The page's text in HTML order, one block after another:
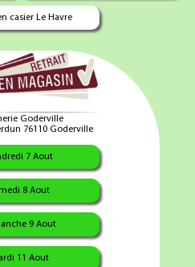
casier Le Havre
Goderville
76110 Goderville
7 Aout
8 Aout
9 Aout
11 Aout
Ajouter au panier
Poulet avec
X 2 Kg
€